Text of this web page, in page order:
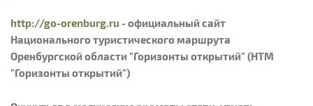
http://go-orenburg.ru - официальный сайт
Национального туристического маршрута
Оренбургской области "Горизонты открытий" (НТМ
"Горизонты открытий")